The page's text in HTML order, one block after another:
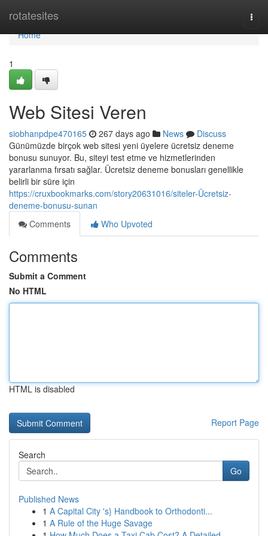
rotatesites
Home
Home
1
Web Sitesi Veren
siobhanpdpe470165 267 days ago News
Discuss
Günümüzde birçok web sitesi yeni üyelere ücretsiz deneme
bonusu sunuyor. Bu, siteyi test etme ve hizmetlerinden
yararlanma fırsatı sağlar. Ücretsiz deneme bonusları genellikle
belirli bir süre için
https://cruxbookmarks.com/story20631016/siteler-Ücretsiz-
deneme-bonusu-sunan
Comments
Who Upvoted
Comments
Submit a Comment
No HTML
HTML is disabled
Report Page
Search
Go
Published News
1 A Capital City 's} Handbook to Orthodonti...
1 A Rule of the Huge Savage